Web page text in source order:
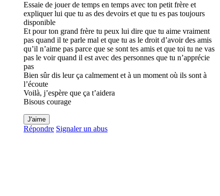
Essaie de jouer de temps en temps avec ton petit frère et
expliquer lui que tu as des devoirs et que tu es pas toujours
disponible
Et pour ton grand frère tu peux lui dire que tu aime vraiment
pas quand il te parle mal et que tu as le droit d’avoir des amis
qu’il n’aime pas parce que se sont tes amis et que toi tu ne vas
pas le voir quand il est avec des personnes que tu n’apprécie
pas
Bien sûr dis leur ça calmement et à un moment où ils sont à
l’écoute
Voilà, j’espère que ça t’aidera
Bisous courage
J'aime
Répondre Signaler un abus